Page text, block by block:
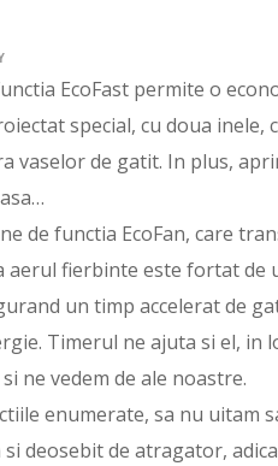
EcoFast permite o
special, cu doua
vaselor de gatit. In plus,
de functia EcoFan, care
aerul fierbinte este fortat
un timp accelerat de
Timerul ne ajuta si el, in
ne vedem de ale noastre.
enumerate, sa nu uitam
deosebit de atragator,